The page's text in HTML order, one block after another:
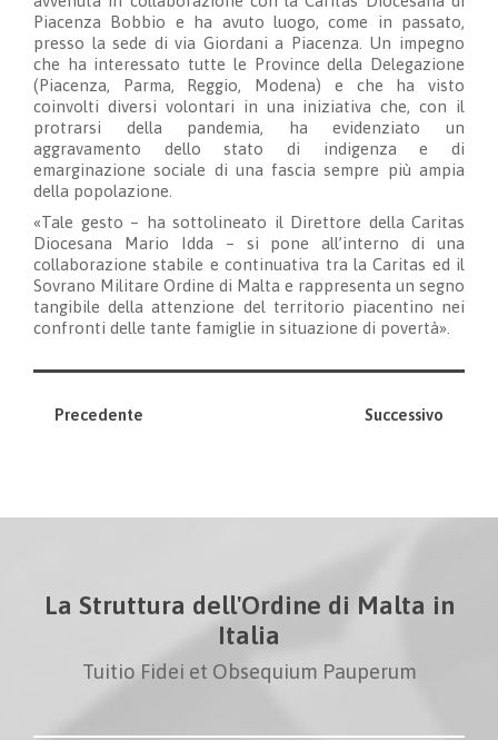
Piacenza Bobbio e ha avuto luogo, come in passato,
presso la sede di via Giordani a Piacenza. Un impegno
che ha interessato tutte le Province della Delegazione
(Piacenza, Parma, Reggio, Modena) e che ha visto
coinvolti diversi volontari in una iniziativa che, con il
protrarsi della pandemia, ha evidenziato un
aggravamento dello stato di indigenza e di
emarginazione sociale di una fascia sempre più ampia
della popolazione.
«Tale gesto – ha sottolineato il Direttore della Caritas
Diocesana Mario Idda – si pone all’interno di una
collaborazione stabile e continuativa tra la Caritas ed il
Sovrano Militare Ordine di Malta e rappresenta un segno
tangibile della attenzione del territorio piacentino nei
confronti delle tante famiglie in situazione di povertà».
Precedente Successivo
La Struttura dell'Ordine di Malta in
Italia
Tuitio Fidei et Obsequium Pauperum